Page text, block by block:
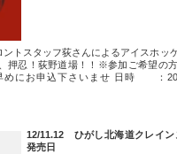
トスタッフ荻さんによるアイスホッ
押忍！荻野道場！！※参加ご希望の
めにお申込下さいませ 日時 ：
12/11.12 ひがし北海道クレイン
発売日